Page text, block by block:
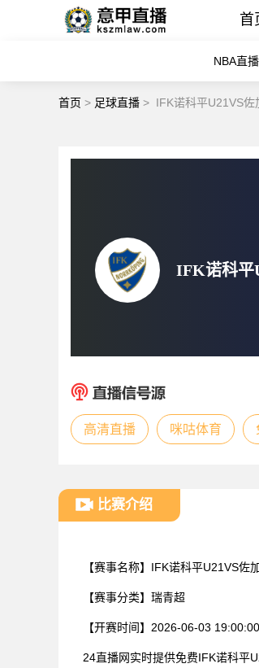
首
NBA直播
首页 > 足球直播 > IFK诺科平U21VS佐
IFK诺科平
高清直播 咪咕体育
比赛介绍
【赛事名称】 IFK诺科平U21VS佐
【赛事分类】 瑞青超
【开赛时间】 2026-06-03 19:00:00
24直播网实时提供免费IFK诺科平